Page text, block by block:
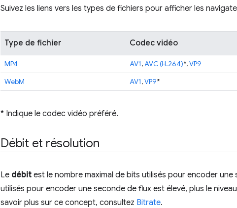
Suivez les liens vers les types de fichiers pour afficher les
Type de fichier Codec vidéo
MP4 AV1,AVC (H.264)*,VP9
WebM
AV1,VP9*
* Indique le codec vidéo préféré.
Débit et résolution
Le débit est le nombre maximal de bits utilisés pour encoder
utilisés pour encoder une seconde de flux est élevé, plus le
savoir plus sur ce concept, consultez Bitrate.